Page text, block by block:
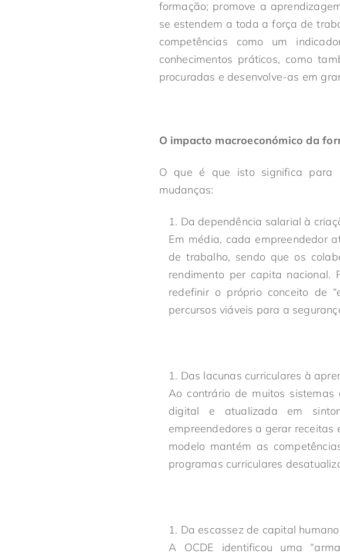
formação; promove a
se estendem a toda a força de
competências como um
conhecimentos práticos, como
procuradas e desenvolve-as em
O impacto macroeconómico da
O que é que isto significa para
mudanças:
Da dependência salarial à
Em média, cada empreendedor
de trabalho, sendo que os
rendimento per capita
redefinir o próprio conceito de
percursos viáveis para a
Das lacunas curriculares à
Ao contrário de muitos
digital e atualizada em
empreendedores a gerar receitas
modelo mantém as
programas curriculares
Da escassez de capital
A OCDE identificou uma